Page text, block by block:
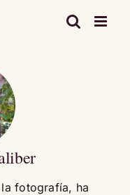
fotografía, ha